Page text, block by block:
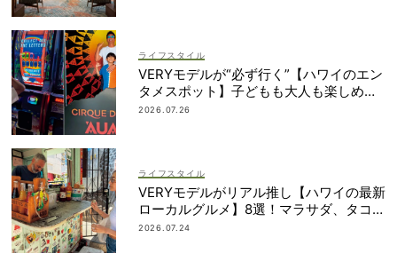
ライフスタイル
VERYモデルが“必ず行く”【ハワイのエン
タメスポット】子どもも大人も楽しめる
ものって？
2026.07.26
ライフスタイル
VERYモデルがリアル推し【ハワイの最新
ローカルグルメ】8選！マラサダ、タコス
etc.
2026.07.24